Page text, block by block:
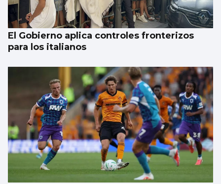
El Gobierno aplica controles fronterizos
para los italianos